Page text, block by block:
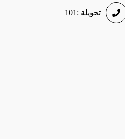
تحويلة : 101